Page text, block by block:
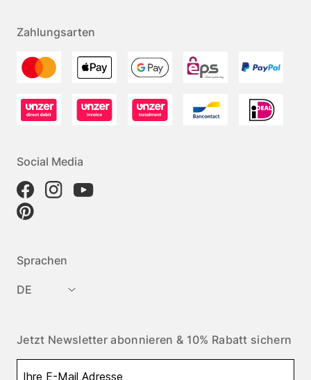
Zahlungsarten
Social Media
Sprachen
DE
Jetzt Newsletter abonnieren & 10% Rabatt sichern